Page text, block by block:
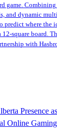
game.
and dynamic
predict where the
square board.
with
Presence
Online